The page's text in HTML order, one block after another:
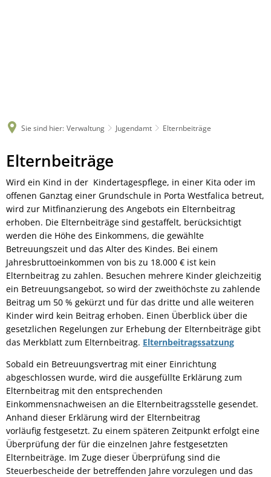
Sie sind hier: Verwaltung Jugendamt Elternbeiträge
Elternbeiträge
Elternbeiträge
Wird ein Kind in der Kindertagespflege, in einer Kita oder im
offenen Ganztag einer Grundschule in Porta Westfalica betreut,
wird zur Mitfinanzierung des Angebots ein Elternbeitrag
erhoben. Die Elternbeiträge sind gestaffelt, berücksichtigt
werden die Höhe des Einkommens, die gewählte
Betreuungszeit und das Alter des Kindes. Bei einem
Jahresbruttoeinkommen von bis zu 18.000 € ist kein
Elternbeitrag zu zahlen. Besuchen mehrere Kinder gleichzeitig
ein Betreuungsangebot, so wird der zweithöchste zu zahlende
Beitrag um 50 % gekürzt und für das dritte und alle weiteren
Kinder wird kein Beitrag erhoben. Einen Überblick über die
gesetzlichen Regelungen zur Erhebung der Elternbeiträge gibt
das Merkblatt zum Elternbeitrag. Elternbeitragssatzung
Sobald ein Betreuungsvertrag mit einer Einrichtung
abgeschlossen wurde, wird die ausgefüllte Erklärung zum
Elternbeitrag mit den entsprechenden
Einkommensnachweisen an die Elternbeitragsstelle gesendet.
Anhand dieser Erklärung wird der Elternbeitrag
vorläufig festgesetzt. Zu einem späteren Zeitpunkt erfolgt eine
Überprüfung der für die einzelnen Jahre festgesetzten
Elternbeiträge. Im Zuge dieser Überprüfung sind die
Steuerbescheide der betreffenden Jahre vorzulegen und das